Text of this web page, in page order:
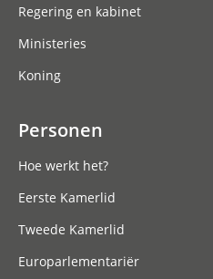
Regering en kabinet
Ministeries
Koning
Personen
Hoe werkt het?
Eerste Kamerlid
Tweede Kamerlid
Europarlementariër